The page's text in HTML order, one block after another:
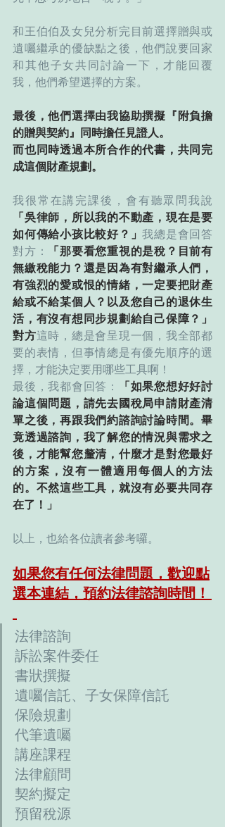
和王伯伯及女兒分析完目前選擇贈與或
遺囑繼承的優缺點之後，他們說要回家
和其他子女共同討論一下，才能回覆
我，他們希望選擇的方案。
最後，他們選擇由我協助撰擬『附負擔
的贈與契約』同時擔任見證人。
而也同時透過本所合作的代書，共同完
成這個財產規劃。
我很常在講完課後，會有聽眾問我說
「吳律師，所以我的不動產，現在是要
如何傳給小孩比較好？」我總是會回答
對方：
「那要看您重視的是稅？目前有
無繳稅能力？還是因為有對繼承人們，
有強烈的愛或恨的情緒，一定要把財產
給或不給某個人？以及您自己的退休生
活，有沒有想同步規劃給自己保障？」
對方這時，總是會呈現一個，我全部都
要的表情，但事情總是有優先順序的選
擇，才能決定要用哪些工具啊！
最後，我都會回答：
「如果您想好好討
論這個問題，請先去國稅局申請財產清
單之後，再跟我們約諮詢討論時間。畢
竟透過諮詢，我了解您的情況與需求之
後，才能幫您釐清，什麼才是對您最好
的方案，沒有一體適用每個人的方法
的。不然這些工具，就沒有必要共同存
在了！」
以上，也給各位讀者參考囉。
如果您有任何法律問題，歡迎點
選本連結，預約法律諮詢時間！
法律諮詢
訴訟案件委任
書狀撰擬
遺囑信託、子女保障信託
保險規劃
代筆遺囑
講座課程
法律顧問
契約擬定
預留稅源